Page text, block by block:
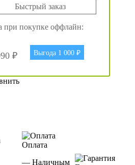
Быстрый заказ
при покупке оффлайн:
₽ Выгода 1 000 ₽
Оплата
— Наличным